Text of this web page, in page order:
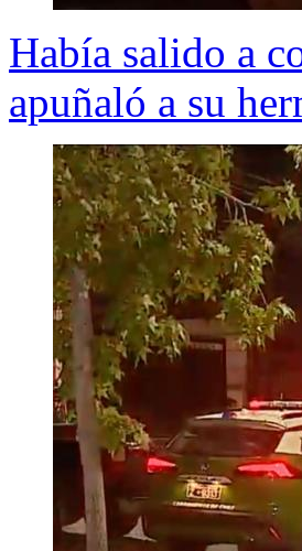
Había salido a
apuñaló a su